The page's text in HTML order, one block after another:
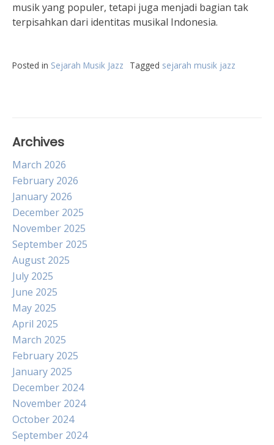
musik yang populer, tetapi juga menjadi bagian tak
terpisahkan dari identitas musikal Indonesia.
Posted in Sejarah Musik Jazz Tagged sejarah musik jazz
Archives
March 2026
February 2026
January 2026
December 2025
November 2025
September 2025
August 2025
July 2025
June 2025
May 2025
April 2025
March 2025
February 2025
January 2025
December 2024
November 2024
October 2024
September 2024